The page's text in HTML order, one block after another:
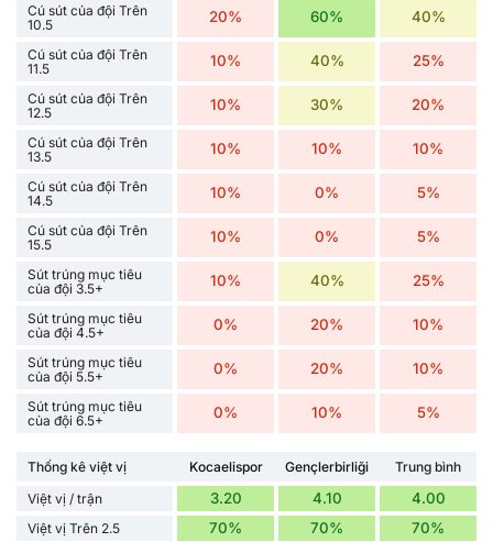
Cú sút của đội Trên
10.5
20% 60% 40%
Cú sút của đội Trên
11.5
10% 40% 25%
Cú sút của đội Trên
12.5
10% 30% 20%
Cú sút của đội Trên
13.5
10% 10% 10%
Cú sút của đội Trên
14.5
10% 0% 5%
Cú sút của đội Trên
15.5
10% 0% 5%
Sút trúng mục tiêu
của đội 3.5+
10% 40% 25%
Sút trúng mục tiêu
của đội 4.5+
0% 20% 10%
Sút trúng mục tiêu
của đội 5.5+
0% 20% 10%
Sút trúng mục tiêu
của đội 6.5+
0% 10% 5%
Thống kê việt vị Kocaelispor Gençlerbirliği
Trung bình
Việt vị / trận
3.20 4.10 4.00
Việt vị Trên 2.5 70% 70% 70%